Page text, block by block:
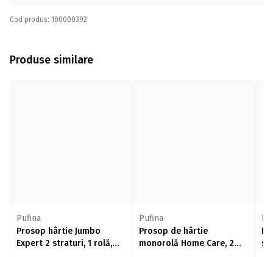
Cod produs: 100000392
Produse similare
Pufina
Prosop hârtie Jumbo
Expert 2 straturi, 1 rolă,
Pufina
Prosop de hârtie
monorolă Home Care, 2